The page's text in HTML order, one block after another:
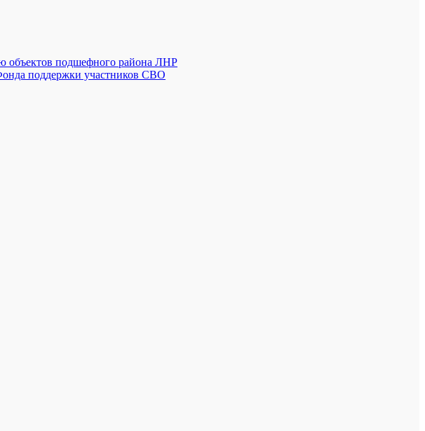
объектов подшефного района ЛНР
поддержки участников СВО